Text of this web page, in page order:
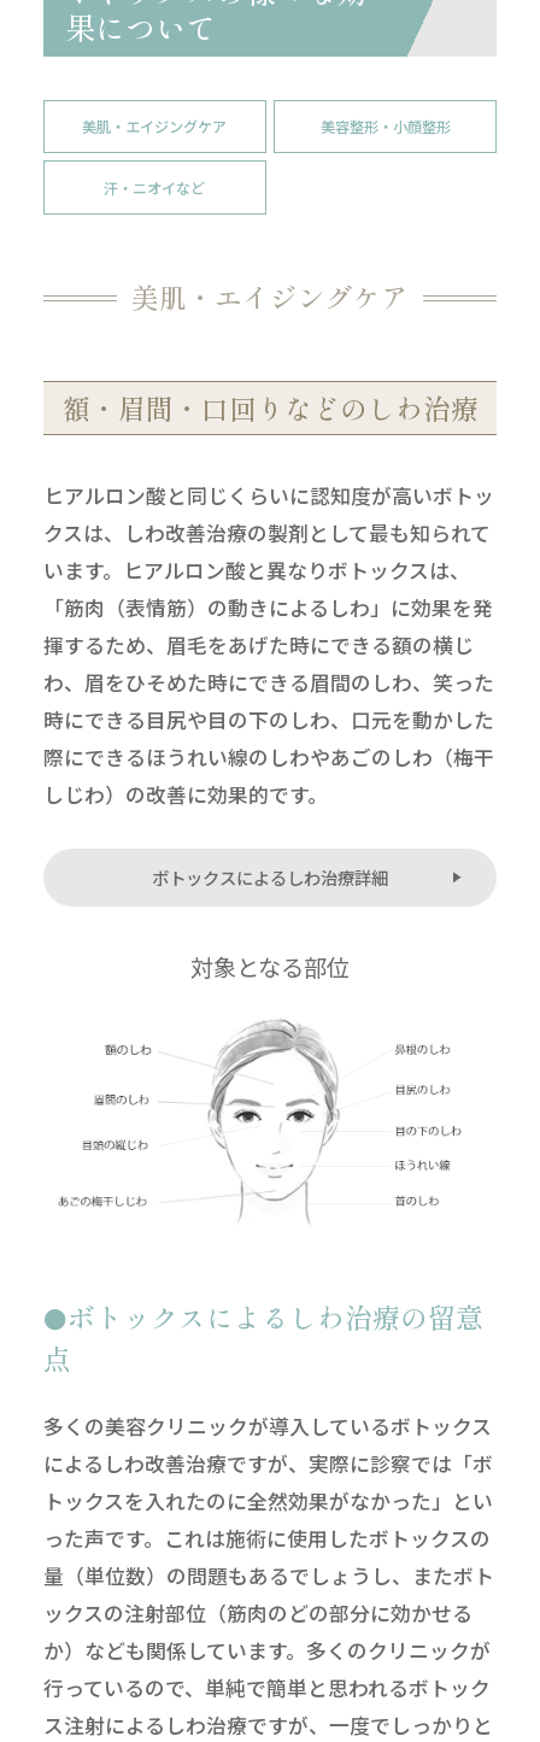
果について
美肌・エイジングケア 美容整形・小顔整形
汗・ニオイなど
美肌・エイジングケア
額・眉間・口回りなどのしわ治療
ヒアルロン酸と同じくらいに認知度が高いボトッ
クスは、しわ改善治療の製剤として最も知られて
います。ヒアルロン酸と異なりボトックスは、
「筋肉（表情筋）の動きによるしわ」に効果を発
揮するため、眉毛をあげた時にできる額の横じ
わ、眉をひそめた時にできる眉間のしわ、笑った
時にできる目尻や目の下のしわ、口元を動かした
際にできるほうれい線のしわやあごのしわ（梅干
しじわ）の改善に効果的です。
ボトックスによるしわ治療詳細
対象となる部位
ボトックスによるしわ治療の留意
点
多くの美容クリニックが導入しているボトックス
によるしわ改善治療ですが、実際に診察では「ボ
トックスを入れたのに全然効果がなかった」とい
った声です。これは施術に使用したボトックスの
量（単位数）の問題もあるでしょうし、またボト
ックスの注射部位（筋肉のどの部分に効かせる
か）なども関係しています。多くのクリニックが
行っているので、単純で簡単と思われるボトック
ス注射によるしわ治療ですが、一度でしっかりと